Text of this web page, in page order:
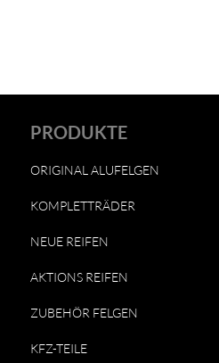
PRODUKTE
ORIGINAL ALUFELGEN
KOMPLETTRÄDER
NEUE REIFEN
AKTIONS REIFEN
ZUBEHÖR FELGEN
KFZ-TEILE